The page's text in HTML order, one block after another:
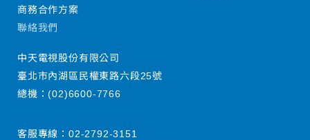
商務合作方案
聯絡我們
中天電視股份有限公司
臺北市內湖區民權東路六段25號
總機：(02)6600-7766
客服專線： 02-2792-3151